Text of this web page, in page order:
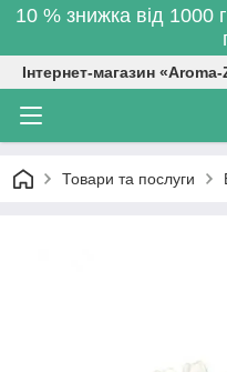
10 % знижка від 1000
Інтернет-магазин
Товари та послуги